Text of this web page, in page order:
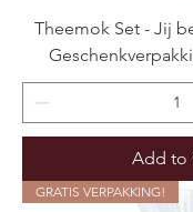
Theemok Set - Jij
Add to
GRATIS VERPAKKING!